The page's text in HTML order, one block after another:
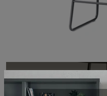
TRINITY SG